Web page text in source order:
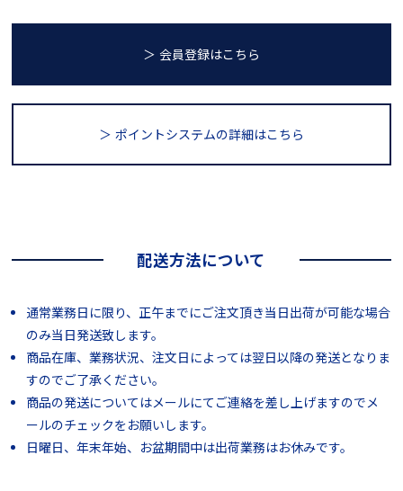
＞ 会員登録はこちら
＞ ポイントシステムの詳細はこちら
配送方法について
通常業務日に限り、正午までにご注文頂き当日出荷が可能な場合
のみ当日発送致します。
商品在庫、業務状況、注文日によっては翌日以降の発送となりま
すのでご了承ください。
商品の発送についてはメールにてご連絡を差し上げますのでメ
ールのチェックをお願いします。
日曜日、年末年始、お盆期間中は出荷業務はお休みです。